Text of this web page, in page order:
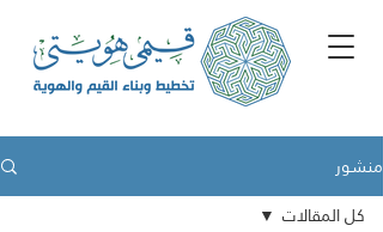
منشور
كل المقالات